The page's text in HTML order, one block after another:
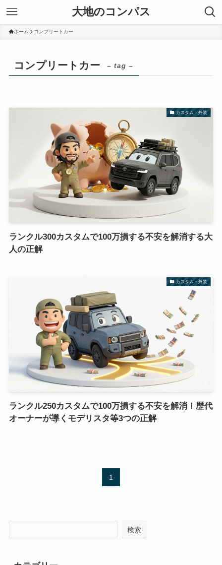
大地のコンパス
ホーム コンプリートカー
コンプリートカー – tag –
カスタム・外装
ランクル300カスタムで100万損する不安を解消する大
人の正解
カスタム・外装
ランクル250カスタムで100万損する不安を解消！歴代
オーナーが導くモデリスタ等3つの正解
1
検索